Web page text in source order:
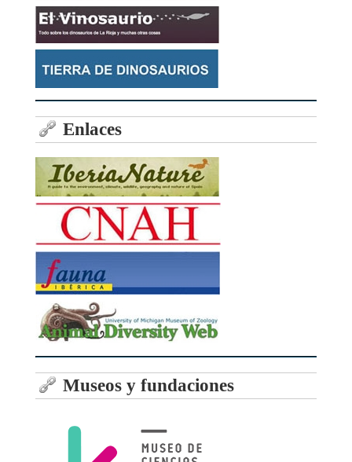
Enlaces
Museos y fundaciones